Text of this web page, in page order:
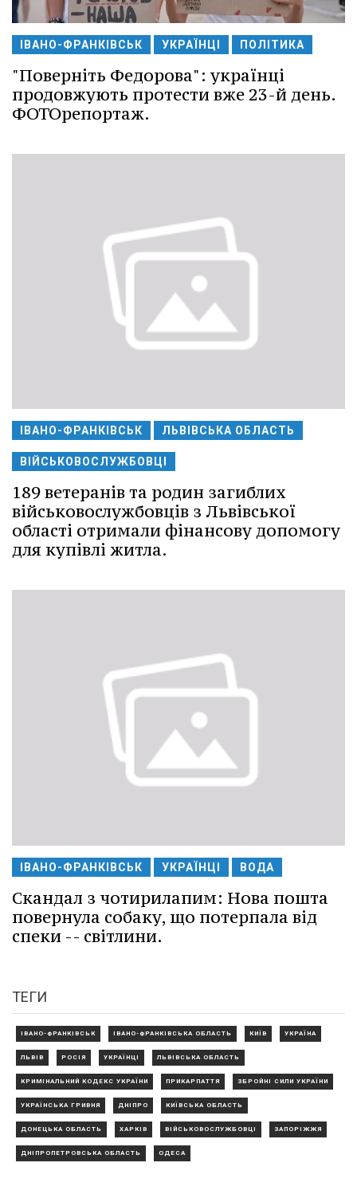
ІВАНО-ФРАНКІВСЬК УКРАЇНЦІ ПОЛІТИКА
"Поверніть Федорова": українці
продовжують протести вже 23-й день.
ФОТОрепортаж.
ІВАНО-ФРАНКІВСЬК ЛЬВІВСЬКА ОБЛАСТЬ
ВІЙСЬКОВОСЛУЖБОВЦІ
189 ветеранів та родин загиблих
військовослужбовців з Львівської
області отримали фінансову допомогу
для купівлі житла.
ІВАНО-ФРАНКІВСЬК УКРАЇНЦІ ВОДА
Скандал з чотирилапим: Нова пошта
повернула собаку, що потерпала від
спеки -- світлини.
ТЕГИ
ІВАНО-ФРАНКІВСЬК ІВАНО-ФРАНКІВСЬКА ОБЛАСТЬ КИЇВ УКРАЇНА
ЛЬВІВ РОСІЯ УКРАЇНЦІ ЛЬВІВСЬКА ОБЛАСТЬ
КРИМІНАЛЬНИЙ КОДЕКС УКРАЇНИ ПРИКАРПАТТЯ ЗБРОЙНІ СИЛИ УКРАЇНИ
УКРАЇНСЬКА ГРИВНЯ ДНІПРО КИЇВСЬКА ОБЛАСТЬ
ДОНЕЦЬКА ОБЛАСТЬ ХАРКІВ ВІЙСЬКОВОСЛУЖБОВЦІ ЗАПОРІЖЖЯ
ДНІПРОПЕТРОВСЬКА ОБЛАСТЬ ОДЕСА